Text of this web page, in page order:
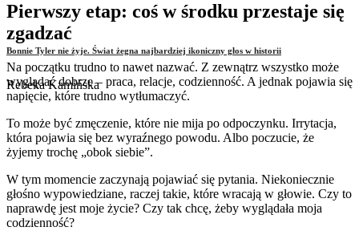
Bonnie Tyler nie żyje. Świat żegna najbardziej ikoniczny głos w historii
Rebeka Kamińska
Pierwszy etap: coś w środku przestaje się
zgadzać
Na początku trudno to nawet nazwać. Z zewnątrz wszystko może
wyglądać dobrze – praca, relacje, codzienność. A jednak pojawia się
napięcie, które trudno wytłumaczyć.
To może być zmęczenie, które nie mija po odpoczynku. Irrytacja,
która pojawia się bez wyraźnego powodu. Albo poczucie, że
żyjemy trochę „obok siebie”.
W tym momencie zaczynają pojawiać się pytania. Niekoniecznie
głośno wypowiedziane, raczej takie, które wracają w głowie. Czy to
naprawdę jest moje życie? Czy tak chcę, żeby wyglądała moja
codzienność?